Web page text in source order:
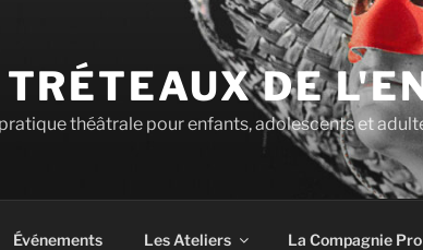
DE
théâtrale pour enfants, adolescents et
Événements Les Ateliers La Compagnie Pro